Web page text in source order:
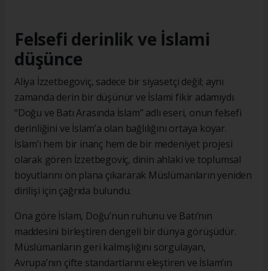
Felsefi derinlik ve İslami
düşünce
Aliya İzzetbegoviç, sadece bir siyasetçi değil; aynı
zamanda derin bir düşünür ve İslami fikir adamıydı.
“Doğu ve Batı Arasında İslam” adlı eseri, onun felsefi
derinliğini ve İslam’a olan bağlılığını ortaya koyar.
İslam’ı hem bir inanç hem de bir medeniyet projesi
olarak gören İzzetbegoviç, dinin ahlaki ve toplumsal
boyutlarını ön plana çıkararak Müslümanların yeniden
dirilişi için çağrıda bulundu.
Ona göre İslam, Doğu’nun ruhunu ve Batı’nın
maddesini birleştiren dengeli bir dünya görüşüdür.
Müslümanların geri kalmışlığını sorgulayan,
Avrupa’nın çifte standartlarını eleştiren ve İslam’ın